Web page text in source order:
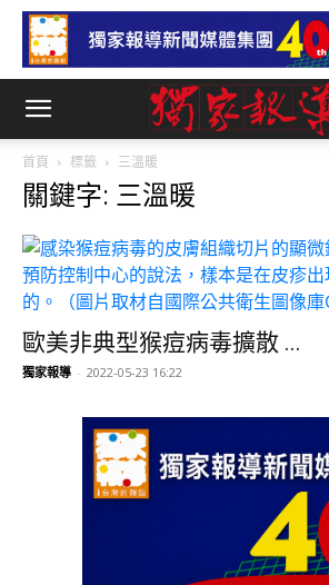
首頁 標籤 三溫暖
關鍵字: 三溫暖
歐美非典型猴痘病毒擴散 ...
獨家報導 - 2022-05-23 16:22